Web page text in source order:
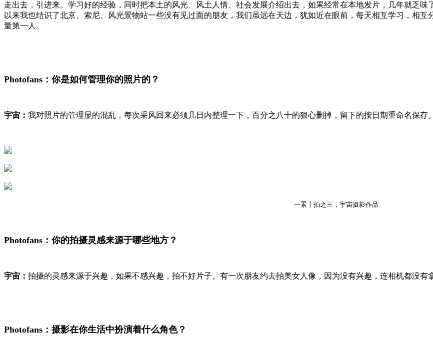
走出去，引进来。学习好的经验，同时把本土的风光、风土人情、社会发展介绍出去，如果经常在本地发片，几年就乏
以来我也结识了北京、索尼、风光景物站一些没有见过面的朋友，我们虽远在天边，犹如近在眼前，每天相互学习，相
量第一人。
Photofans：你是如何管理你的照片的？
宇宙： 我对照片的管理显的混乱，每次采风回来必须几日内整理一下，百分之八十的狠心删掉，留下的按日期重命名保存。
一景十拍之三，宇宙摄影作品
Photofans：你的拍摄灵感来源于哪些地方？
宇宙： 拍摄的灵感来源于兴趣，如果不感兴趣，拍不好片子。有一次朋友约去拍美女人像，因为没有兴趣，连相机都没有
Photofans：摄影在你生活中扮演着什么角色？